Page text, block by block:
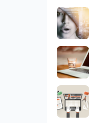
if
在命令